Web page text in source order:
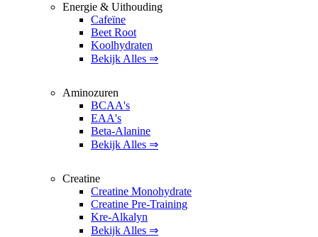
Energie & Uithouding
Cafeïne
Beet Root
Koolhydraten
Bekijk Alles ⇒
Aminozuren
BCAA's
EAA's
Beta-Alanine
Bekijk Alles ⇒
Creatine
Creatine Monohydrate
Creatine Pre-Training
Kre-Alkalyn
Bekijk Alles ⇒